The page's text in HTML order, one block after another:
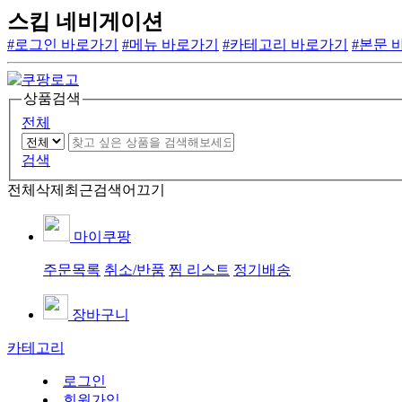
스킵 네비게이션
#로그인 바로가기 #메뉴 바로가기 #카테고리 바로가기 #본문
상품검색
전체
검색
전체삭제 최근검색어끄기
마이쿠팡
주문목록 취소/반품 찜 리스트 정기배송
장바구니
카테고리
로그인